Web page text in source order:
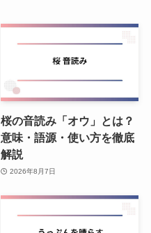
桜の音読み「オウ」とは？
意味・語源・使い方を徹底
解説
2026年8月7日